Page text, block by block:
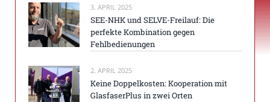
3. APRIL 2025
SEE-NHK und SELVE-Freilauf: Die
perfekte Kombination gegen
Fehlbedienungen
2. APRIL 2025
Keine Doppelkosten: Kooperation mit
GlasfaserPlus in zwei Orten